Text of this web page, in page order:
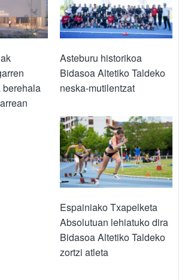
berehala
Asteburu historikoa
Bidasoa Altetiko Taldeko
neska-mutilentzat
Espainiako Txapelketa
Absolutuan lehiatuko dira
Bidasoa Altetiko Taldeko
zortzi atleta